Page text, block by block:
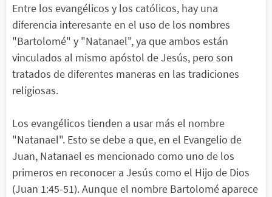
Entre los evangélicos y los católicos, hay una
diferencia interesante en el uso de los nombres
"Bartolomé" y "Natanael", ya que ambos están
vinculados al mismo apóstol de Jesús, pero son
tratados de diferentes maneras en las tradiciones
religiosas.
Los evangélicos tienden a usar más el nombre
"Natanael". Esto se debe a que, en el Evangelio de
Juan, Natanael es mencionado como uno de los
primeros en reconocer a Jesús como el Hijo de Dios
(Juan 1:45-51). Aunque el nombre Bartolomé aparece